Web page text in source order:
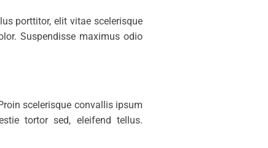
porttitor, elit vitae scelerisque
Suspendisse maximus odio
scelerisque convallis ipsum
tortor sed, eleifend tellus.